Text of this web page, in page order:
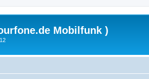
Mobilfunk )